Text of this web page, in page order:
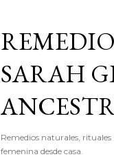
SARAH
Remedios naturales,
femenina desde casa.